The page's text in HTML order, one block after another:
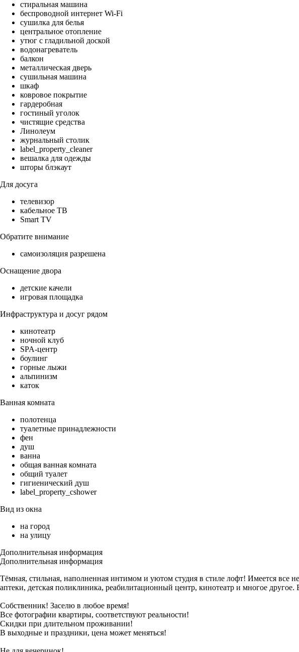
стиральная машина
беспроводной интернет Wi-Fi
сушилка для белья
центральное отопление
утюг с гладильной доской
водонагреватель
балкон
металлическая дверь
сушильная машина
шкаф
ковровое покрытие
гардеробная
гостиный уголок
чистящие средства
Линолеум
журнальный столик
label_property_cleaner
вешалка для одежды
шторы блэкаут
Для досуга
телевизор
кабельное ТВ
Smart TV
Обратите внимание
самоизоляция разрешена
Оснащение двора
детские качели
игровая площадка
Инфраструктура и досуг рядом
кинотеатр
ночной клуб
SPA-центр
боулинг
горные лыжи
альпинизм
каток
Ванная комната
полотенца
туалетные принадлежности
фен
душ
ванна
общая ванная комната
общий туалет
гигиенический душ
label_property_cshower
Вид из окна
на город
на улицу
Дополнительная информация
Дополнительная информация
Тёмная, стильная, наполненная интимом и уютом студия в стиле лофт! Имеется все
аптеки, детская поликлиника, реабилитационный центр, кинотеатр и многое
Собственник! Заселю в любое время!
Все фотографии квартиры, соответствуют реальности!
Скидки при длительном проживании!
В выходные и праздники, цена может меняться!